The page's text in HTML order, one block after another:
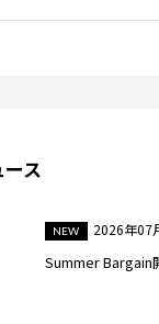
ス
2026年07
Summer Bargain